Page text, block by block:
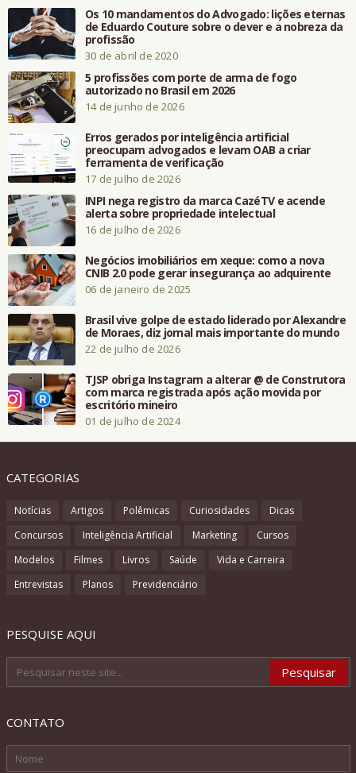
Os 10 mandamentos do Advogado: lições eternas
de Eduardo Couture sobre o dever e a nobreza da
profissão
30 de abril de 2020
5 profissões com porte de arma de fogo
autorizado no Brasil em 2026
14 de junho de 2026
Erros gerados por inteligência artificial
preocupam advogados e levam OAB a criar
ferramenta de verificação
17 de julho de 2026
INPI nega registro da marca CazéTV e acende
alerta sobre propriedade intelectual
16 de julho de 2026
Negócios imobiliários em xeque: como a nova
CNIB 2.0 pode gerar insegurança ao adquirente
06 de janeiro de 2025
Brasil vive golpe de estado liderado por Alexandre
de Moraes, diz jornal mais importante do mundo
22 de julho de 2026
TJSP obriga Instagram a alterar @ de Construtora
com marca registrada após ação movida por
escritório mineiro
01 de julho de 2024
CATEGORIAS
Notícias Artigos Polêmicas Curiosidades
Dicas
Concursos
Inteligência Artificial Marketing
Cursos
Modelos
Filmes Livros Saúde
Vida e Carreira
Entrevistas
Planos Previdenciário
PESQUISE AQUI
CONTATO